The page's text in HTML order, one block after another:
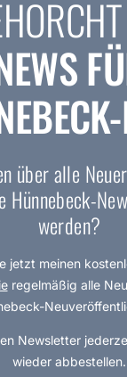
über alle
Hünnebeck-
werden?
jetzt meinen
regelmäßig alle
Newsletter
wieder abbestellen.